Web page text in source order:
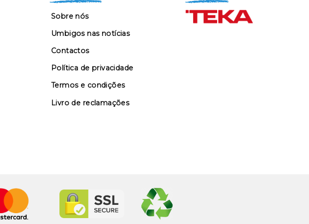
Sobre nós
Umbigos nas notícias
Contactos
Política de privacidade
Termos e condições
Livro de reclamações